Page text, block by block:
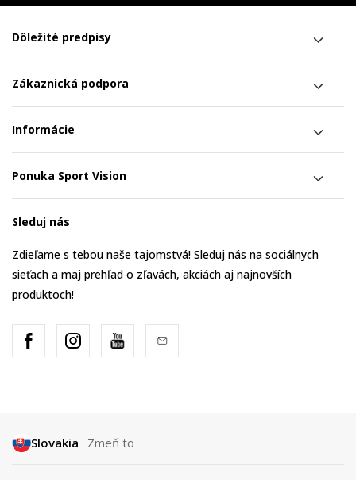
Dôležité predpisy
Zákaznická podpora
Informácie
Ponuka Sport Vision
Sleduj nás
Zdieľame s tebou naše tajomstvá! Sleduj nás na sociálnych
sieťach a maj prehľad o zľavách, akciách aj najnovších
produktoch!
Slovakia Zmeň to